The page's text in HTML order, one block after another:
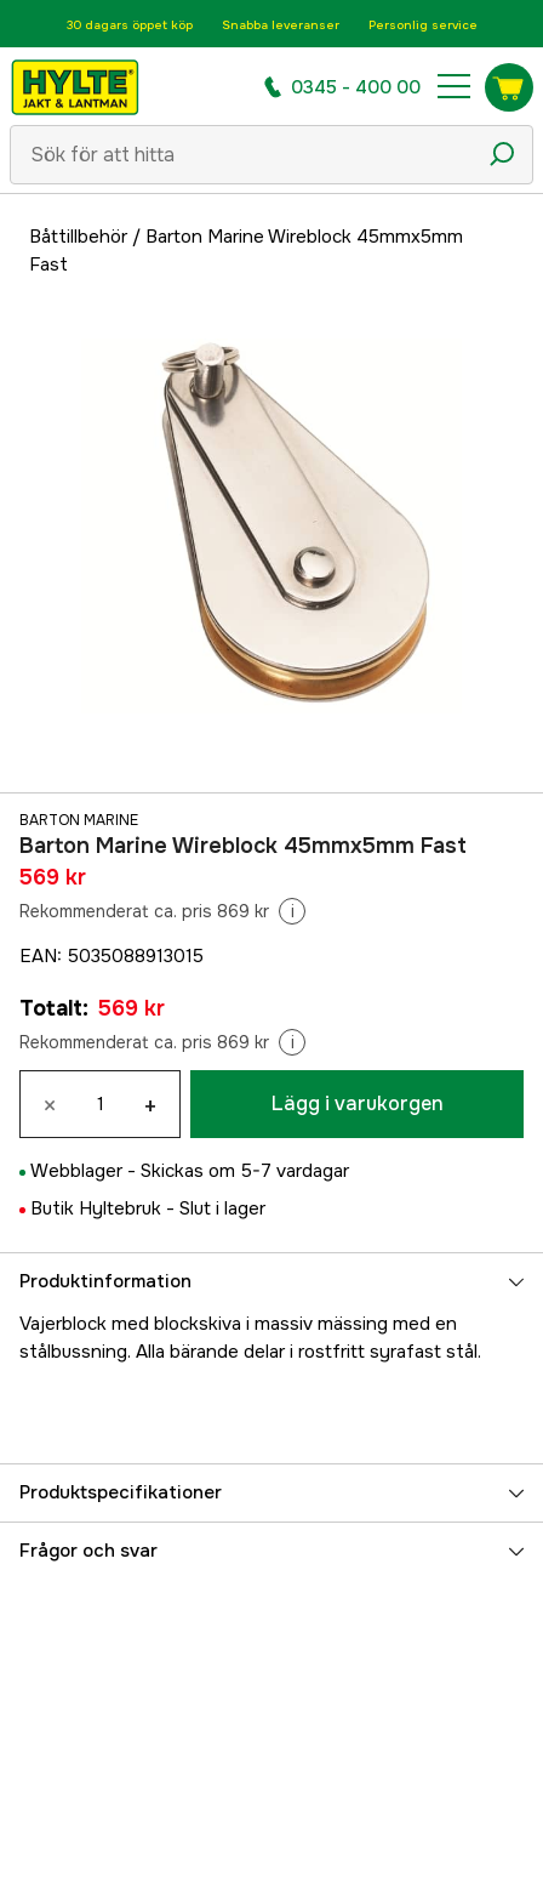
30 dagars öppet köp Snabba leveranser Personlig service
0345 - 400 00
Båttillbehör/ Barton Marine Wireblock 45mmx5mm
Fast
BARTON MARINE
Barton Marine Wireblock 45mmx5mm Fast
569 kr
Rekommenderat ca. pris 869 kr i
EAN: 5035088913015
Totalt: 569 kr
Rekommenderat ca. pris 869 kr i
× + Lägg i varukorgen
Webblager - Skickas om 5-7 vardagar
Butik Hyltebruk - Slut i lager
Produktinformation
Vajerblock med blockskiva i massiv mässing med en
stålbussning. Alla bärande delar i rostfritt syrafast stål.
Produktspecifikationer
Referensnummer 5000025902
Frågor och svar